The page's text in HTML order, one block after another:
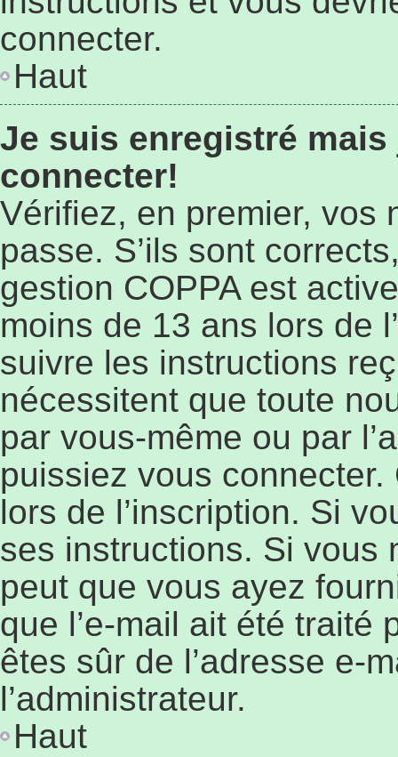
connecter.
Haut
Je suis enregistré mais
connecter!
Vérifiez, en premier, vos
passe. S’ils sont
gestion COPPA est
moins de 13 ans lors de
suivre les instructions
nécessitent que toute
par vous-même ou par
puissiez vous
lors de l’inscription. Si
ses instructions. Si vous
peut que vous ayez
que l’e-mail ait été traité
êtes sûr de l’adresse e-
l’administrateur.
Haut